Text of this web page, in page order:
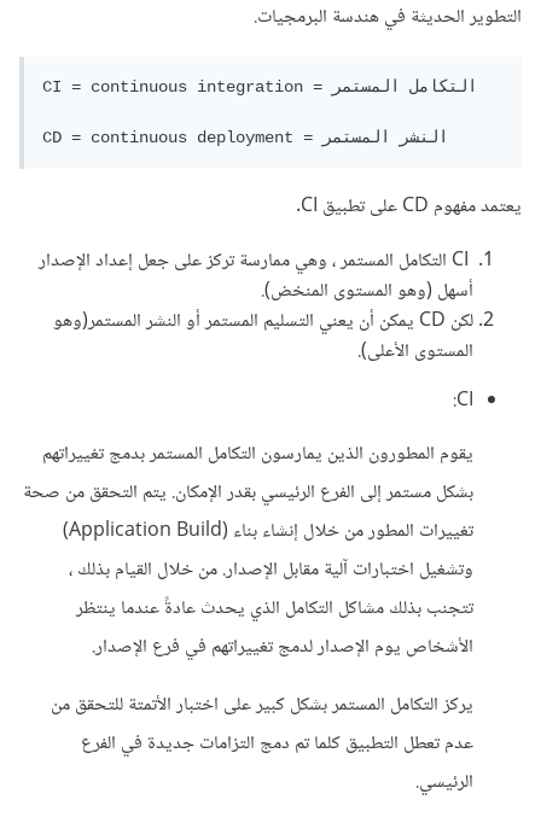
التطوير الحديثة في هندسة البرمجيات.
CI = continuous integration = التكامل المستمر
CD = continuous deployment = النشر المستمر
يعتمد مفهوم CD على تطبيق CI.
CI التكامل المستمر ، وهي ممارسة تركز على جعل إعداد الإصدار
أسهل (وهو المستوى المنخض).
لكن CD يمكن أن يعني التسليم المستمر أو النشر المستمر(وهو
المستوى الأعلى).
CI:
يقوم المطورون الذين يمارسون التكامل المستمر بدمج تغييراتهم
بشكل مستمر إلى الفرع الرئيسي بقدر الإمكان. يتم التحقق من صحة
تغييرات المطور من خلال إنشاء بناء (Application Build)
وتشغيل اختبارات آلية مقابل الإصدار. من خلال القيام بذلك ،
تتجنب بذلك مشاكل التكامل الذي يحدث عادةً عندما ينتظر
الأشخاص يوم الإصدار لدمج تغييراتهم في فرع الإصدار.
يركز التكامل المستمر بشكل كبير على اختبار الأتمتة للتحقق من
عدم تعطل التطبيق كلما تم دمج التزامات جديدة في الفرع
الرئيسي.